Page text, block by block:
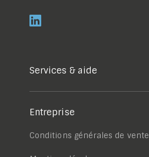
Services & aide
Entreprise
Conditions générales de vente